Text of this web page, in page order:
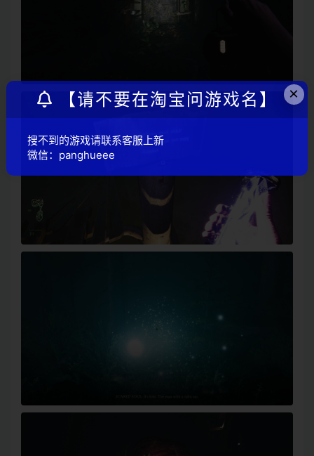
×
【请不要在淘宝问游戏名】
搜不到的游戏请联系客服上新
微信：panghueee